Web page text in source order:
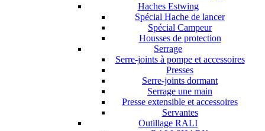
Haches Estwing
Spécial Hache de lancer
Spécial Campeur
Housses de protection
Serrage
Serre-joints à pompe et accessoires
Presses
Serre-joints dormant
Serrage une main
Presse extensible et accessoires
Servantes
Outillage RALI